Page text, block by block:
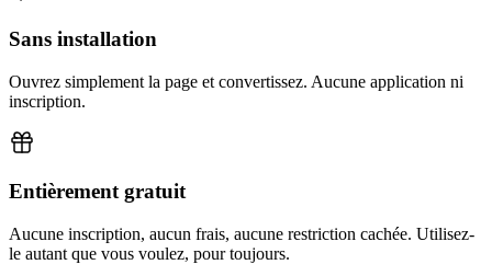
Sans installation
Ouvrez simplement la page et convertissez. Aucune application ni
inscription.
Entièrement gratuit
Aucune inscription, aucun frais, aucune restriction cachée. Utilisez-
le autant que vous voulez, pour toujours.